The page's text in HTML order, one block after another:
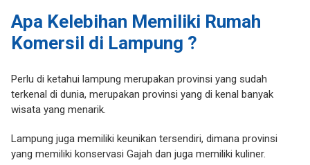
Apa Kelebihan Memiliki Rumah
Komersil di Lampung ?
Perlu di ketahui lampung merupakan provinsi yang sudah
terkenal di dunia, merupakan provinsi yang di kenal banyak
wisata yang menarik.
Lampung juga memiliki keunikan tersendiri, dimana provinsi
yang memiliki konservasi Gajah dan juga memiliki kuliner.